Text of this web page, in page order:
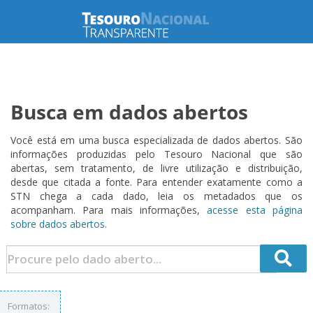
Busca em dados abertos
Você está em uma busca especializada de dados abertos. São
informações produzidas pelo Tesouro Nacional que são
abertas, sem tratamento, de livre utilização e distribuição,
desde que citada a fonte. Para entender exatamente como a
STN chega a cada dado, leia os metadados que os
acompanham. Para mais informações,acesse esta página
sobre dados abertos.
Formatos: